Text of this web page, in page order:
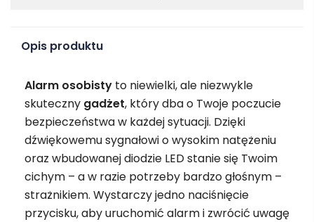
Opis produktu
Alarm osobisty to niewielki, ale niezwykle
skuteczny gadżet, który dba o Twoje poczucie
bezpieczeństwa w każdej sytuacji. Dzięki
dźwiękowemu sygnałowi o wysokim natężeniu
oraz wbudowanej diodzie LED stanie się Twoim
cichym – a w razie potrzeby bardzo głośnym –
strażnikiem. Wystarczy jedno naciśnięcie
przycisku, aby uruchomić alarm i zwrócić uwagę